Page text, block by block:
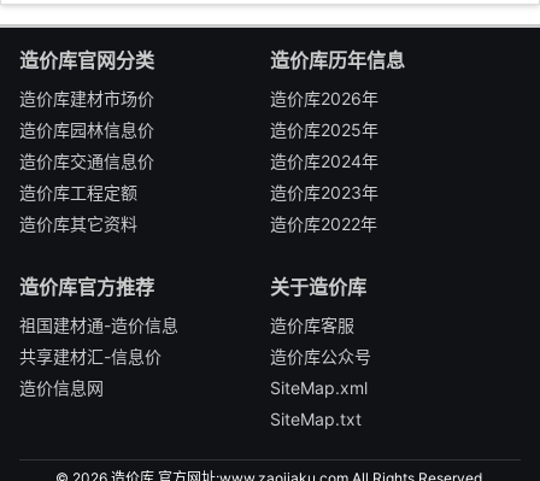
造价库官网分类
造价库建材市场价
造价库园林信息价
造价库交通信息价
造价库工程定额
造价库其它资料
造价库历年信息
造价库2026年
造价库2025年
造价库2024年
造价库2023年
造价库2022年
造价库官方推荐
祖国建材通-造价信息
共享建材汇-信息价
造价信息网
关于造价库
造价库客服
造价库公众号
SiteMap.xml
SiteMap.txt